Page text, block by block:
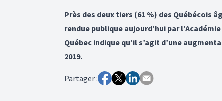
Près des deux tiers (61 %) des Québécois
rendue publique aujourd’hui par
Québec indique qu’il s’agit d’une
2019.
Partager :